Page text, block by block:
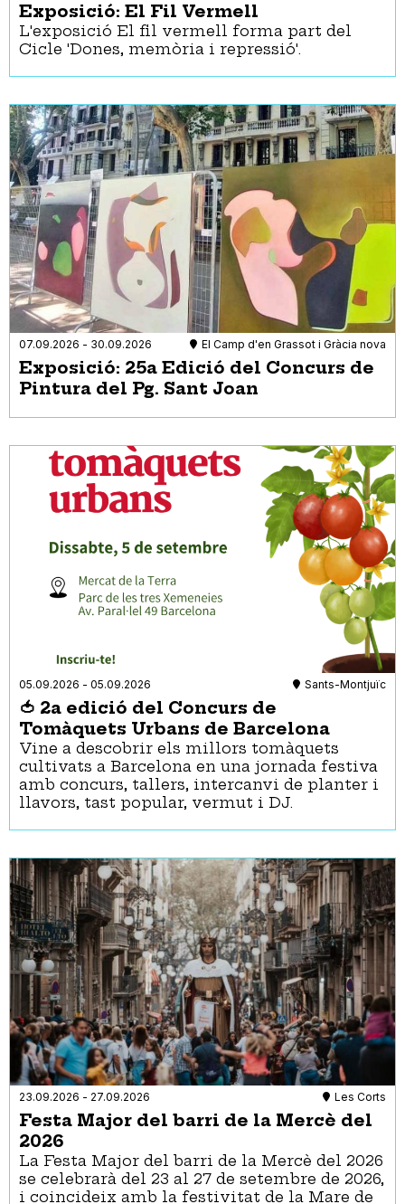
Exposició: El Fil Vermell
L'exposició El fil vermell forma part del
Cicle 'Dones, memòria i repressió'.
07.09.2026 - 30.09.2026 El Camp d'en Grassot i Gràcia nova
Exposició: 25a Edició del Concurs de
Pintura del Pg. Sant Joan
05.09.2026 - 05.09.2026 Sants-Montjuïc
🍅 2a edició del Concurs de
Tomàquets Urbans de Barcelona
Vine a descobrir els millors tomàquets
cultivats a Barcelona en una jornada festiva
amb concurs, tallers, intercanvi de planter i
llavors, tast popular, vermut i DJ.
23.09.2026 - 27.09.2026 Les Corts
Festa Major del barri de la Mercè del
2026
La Festa Major del barri de la Mercè del 2026
se celebrarà del 23 al 27 de setembre de 2026,
i coincideix amb la festivitat de la Mare de